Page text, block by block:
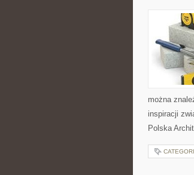
można
inspiracji
Polska